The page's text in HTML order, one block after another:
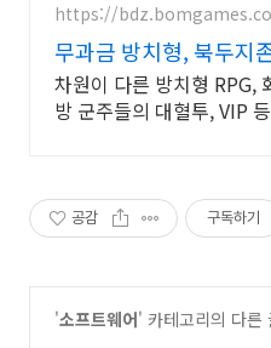
https://
무과금 방치형, 북두지
차원이 다른 방치형 RPG,
방 군주들의 대혈투, VIP
공감 구독하기
'소프트웨어' 카테고리의 다른